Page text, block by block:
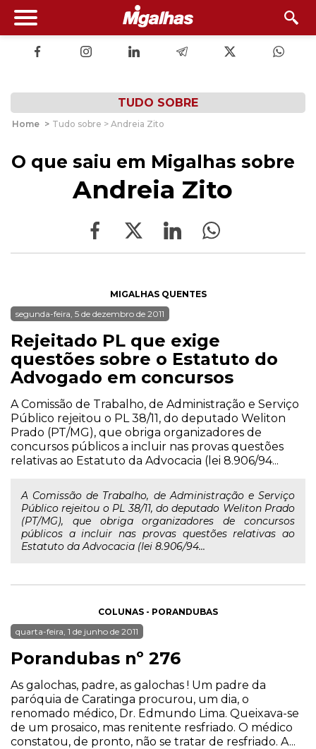
TUDO SOBRE
Home > Tudo sobre > Andreia Zito
O que saiu em Migalhas sobre
Andreia Zito
MIGALHAS QUENTES
segunda-feira, 5 de dezembro de 2011
Rejeitado PL que exige
questões sobre o Estatuto do
Advogado em concursos
A Comissão de Trabalho, de Administração e Serviço
Público rejeitou o PL 38/11, do deputado Weliton
Prado (PT/MG), que obriga organizadores de
concursos públicos a incluir nas provas questões
relativas ao Estatuto da Advocacia (lei 8.906/94...
A Comissão de Trabalho, de Administração e Serviço
Público rejeitou o PL 38/11, do deputado Weliton Prado
(PT/MG), que obriga organizadores de concursos
públicos a incluir nas provas questões relativas ao
Estatuto da Advocacia (lei 8.906/94...
COLUNAS - PORANDUBAS
quarta-feira, 1 de junho de 2011
Porandubas nº 276
As galochas, padre, as galochas ! Um padre da
paróquia de Caratinga procurou, um dia, o
renomado médico, Dr. Edmundo Lima. Queixava-se
de um prosaico, mas renitente resfriado. O médico
constatou, de pronto, não se tratar de resfriado. A...